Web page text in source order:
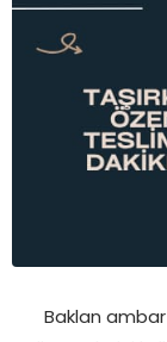
Baklan